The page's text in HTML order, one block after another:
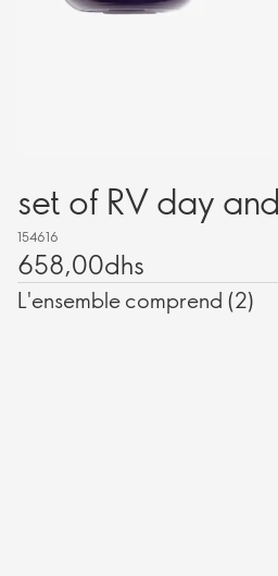
set of RV day
154616
658,00dhs
L'ensemble comprend (2)